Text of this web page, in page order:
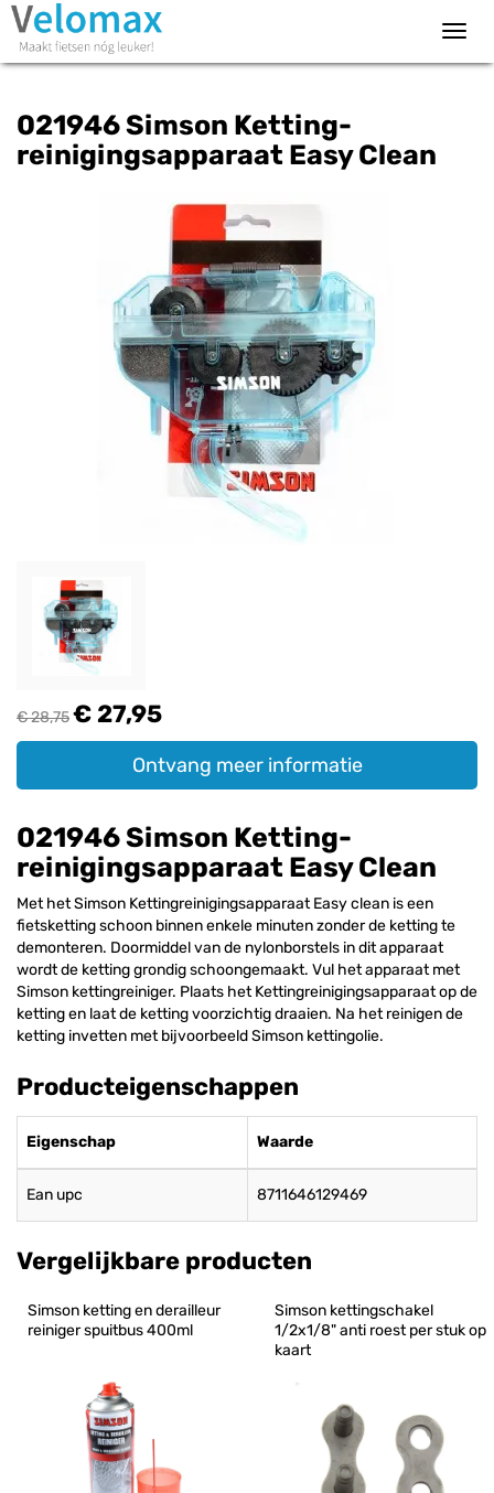
021946 Simson Ketting-
reinigingsapparaat Easy Clean
€ 28,75€ 27,95
Ontvang meer informatie
021946 Simson Ketting-
reinigingsapparaat Easy Clean
Met het Simson Kettingreinigingsapparaat Easy clean is een
fietsketting schoon binnen enkele minuten zonder de ketting te
demonteren. Doormiddel van de nylonborstels in dit apparaat
wordt de ketting grondig schoongemaakt. Vul het apparaat met
Simson kettingreiniger. Plaats het Kettingreinigingsapparaat op de
ketting en laat de ketting voorzichtig draaien. Na het reinigen de
ketting invetten met bijvoorbeeld Simson kettingolie.
Producteigenschappen
Eigenschap Waarde
Ean upc 8711646129469
Vergelijkbare producten
Simson ketting en derailleur
reiniger spuitbus 400ml
Simson kettingschakel
1/2x1/8" anti roest per stuk op
kaart